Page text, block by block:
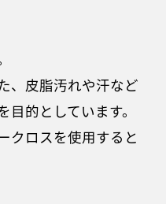
、皮脂汚れや汗など
的としています。
クロスを使用すると